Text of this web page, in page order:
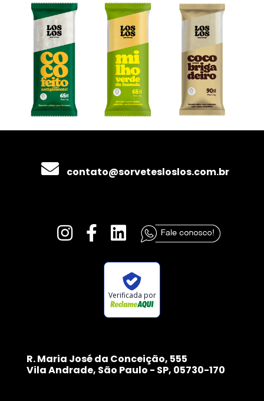
contato@sorvetesloslos.com.br
Verificada por
R. Maria José da Conceição, 555
Vila Andrade, São Paulo - SP, 05730-170